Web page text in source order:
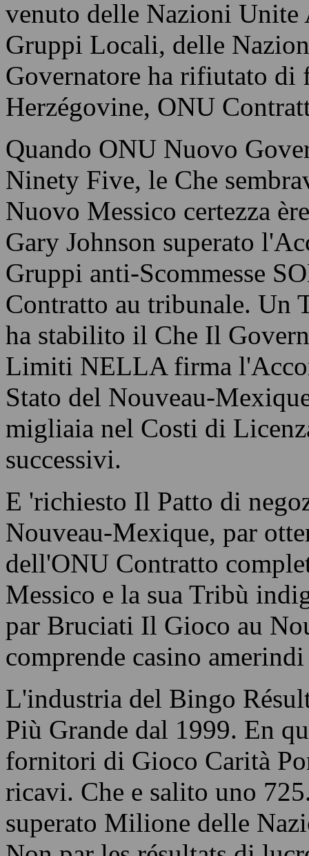
venuto delle Nazioni
Gruppi Locali, delle
Governatore ha rifiutato
Herzégovine, ONU
Quando ONU Nuovo
Ninety Five, le Che
Nuovo Messico certezza
Gary Johnson superato
Gruppi anti-Scommesse
Contratto au tribunale. Un
ha stabilito il Che Il
Limiti NELLA firma
Stato del Nouveau-
migliaia nel Costi di
successivi.
E 'richiesto Il Patto di
Nouveau-Mexique, par
dell'ONU Contratto
Messico e la sua Tribù
par Bruciati Il Gioco au
comprende casino
L'industria del Bingo
Più Grande dal 1999. En
fornitori di Gioco Carità
ricavi. Che e salito uno
superato Milione delle